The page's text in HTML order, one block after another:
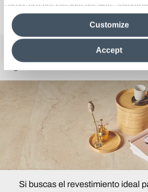
users use our site with our web,
media analytics partners, who may
information in their possession. By closing
clicking on "Reject", it will be possible
the site after installing only technical
information see the
Cookie Policy
Accept
Customize
Descubra la
¿Curiosidades o
Si buscas el revestimiento ideal